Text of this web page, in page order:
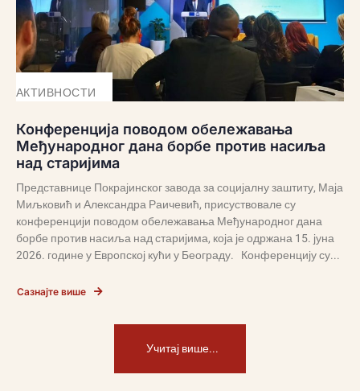
АКТИВНОСТИ
Конференција поводом обележавања
Међународног дана борбе против насиља
над старијима
Представнице Покрајинског завода за социјалну заштиту, Маја
Миљковић и Александра Раичевић, присуствовале су
конференцији поводом обележавања Међународног дана
борбе против насиља над старијима, која је одржана 15. јуна
2026. године у Европској кући у Београду. Конференцију су...
Сазнајте више
Учитај више...